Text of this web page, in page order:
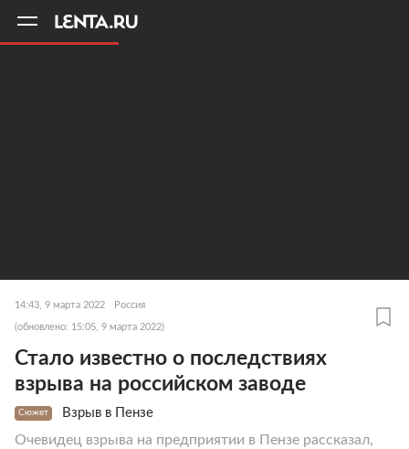
14:43, 9 марта 2022 Россия
(обновлено: 15:05, 9 марта 2022)
Стало известно о последствиях
взрыва на российском заводе
Сюжет Взрыв в Пензе
Очевидец взрыва на предприятии в Пензе рассказал,